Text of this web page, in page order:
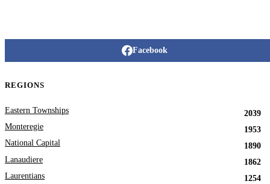
Facebook
REGIONS
Eastern Townships
2039
Monteregie
1953
National Capital
1890
Lanaudiere
1862
Laurentians
1254